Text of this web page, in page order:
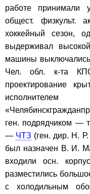
работе принимали
общест. физкульт.
хоккейный сезон,
выдерживал
машины
Чел. обл. к-та
проектирование
ген. подрядчиком —
— ЧТЗ (ген. дир. Н.
был назначен В. И.
входили осн.
разместились
с холодильным